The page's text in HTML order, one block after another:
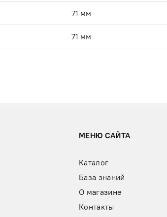
71 мм
71 мм
МЕНЮ САЙТА
Каталог
База знаний
О магазине
Контакты